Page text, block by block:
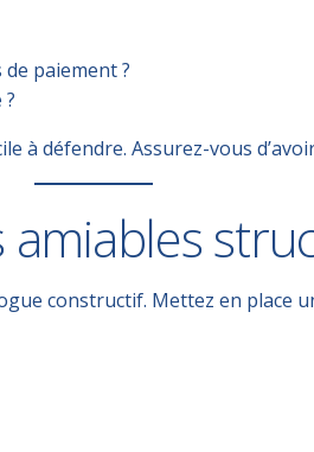
paiement ?
à défendre. Assurez-vous
constructif. Mettez en place